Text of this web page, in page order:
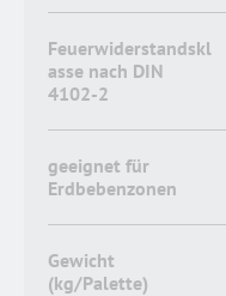
Feuerwiderstandskl
asse nach DIN
4102-2
geeignet für
Erdbebenzonen
Gewicht
(kg/Palette)